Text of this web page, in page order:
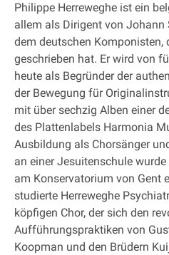
Philippe Herreweghe ist ein
allem als Dirigent von Johann
dem deutschen Komponisten,
geschrieben hat. Er wird von
heute als Begründer der
der Bewegung für
mit über sechzig Alben einer
des Plattenlabels Harmonia
Ausbildung als Chorsänger
an einer Jesuitenschule
am Konservatorium von Gent
studierte Herreweghe
köpfigen Chor, der sich den
Aufführungspraktiken von
Koopman und den Brüdern